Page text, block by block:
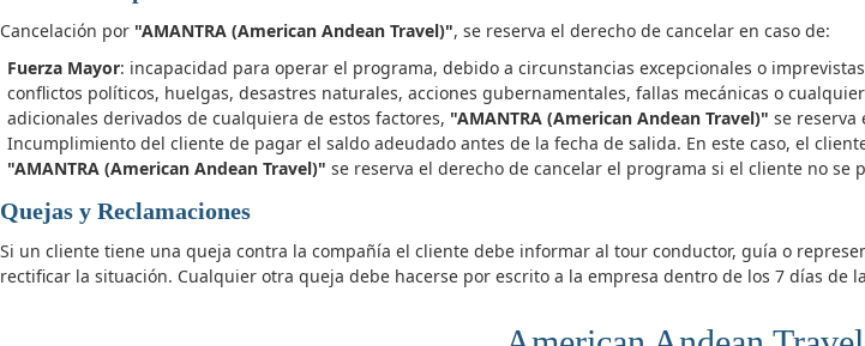
Cancelación por "AMANTRA (American Andean Travel)", se reserva el derecho de cancelar en caso de:
Fuerza Mayor: incapacidad para operar el programa, debido a circunstancias excepcionales o
conflictos políticos, huelgas, desastres naturales, acciones gubernamentales, fallas mecánicas o
adicionales derivados de cualquiera de estos factores, "AMANTRA (American Andean Travel)" se reserva
Incumplimiento del cliente de pagar el saldo adeudado antes de la fecha de salida. En este caso, el
"AMANTRA (American Andean Travel)" se reserva el derecho de cancelar el programa si el cliente no se
Quejas y Reclamaciones
Si un cliente tiene una queja contra la compañía el cliente debe informar al tour conductor, guía o
rectificar la situación. Cualquier otra queja debe hacerse por escrito a la empresa dentro de los 7 días de